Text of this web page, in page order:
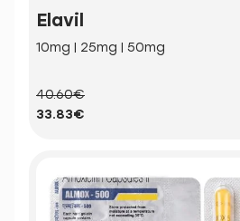
Elavil
10mg | 25mg | 50mg
40.60€
33.83€